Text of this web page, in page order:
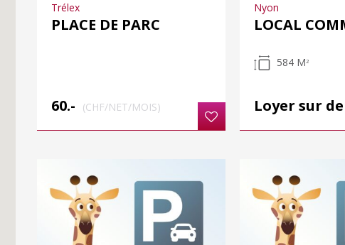
Trélex
PLACE DE PARC
60.- (CHF/NET/MOIS)
Nyon
LOCAL
584 M2
Loyer sur